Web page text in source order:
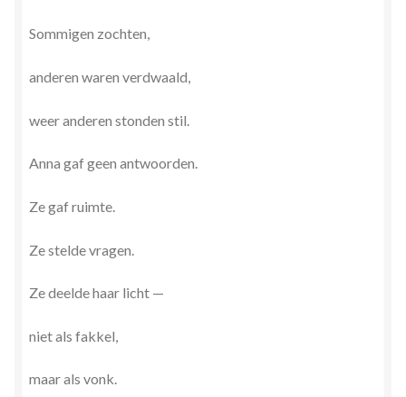
Sommigen zochten,
anderen waren verdwaald,
weer anderen stonden stil.
Anna gaf geen antwoorden.
Ze gaf ruimte.
Ze stelde vragen.
Ze deelde haar licht —
niet als fakkel,
maar als vonk.